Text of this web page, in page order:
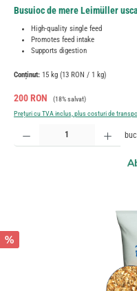
Busuioc de mere Leimüller
High-quality single feed
Promotes feed intake
Supports digestion
Conținut: 15 kg (13 RON / 1 kg)
Preț de vânzare:
200 RON Preț obișnuit:
(18% salvat)
Prețuri cu TVA inclus, plus costuri de
Cantitate produs: Introduceți cantitatea
%